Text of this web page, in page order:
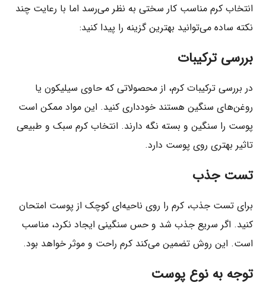
انتخاب کرم مناسب کار سختی به نظر می‌رسد اما با رعایت چند
نکته ساده می‌توانید بهترین گزینه را پیدا کنید:
بررسی ترکیبات
در بررسی ترکیبات کرم، از محصولاتی که حاوی سیلیکون یا
روغن‌های سنگین هستند خودداری کنید. این مواد ممکن است
پوست را سنگین و بسته نگه دارند. انتخاب کرم سبک و طبیعی
تاثیر بهتری روی پوست دارد.
تست جذب
برای تست جذب، کرم را روی ناحیه‌ای کوچک از پوست امتحان
کنید. اگر سریع جذب شد و حس سنگینی ایجاد نکرد، مناسب
است. این روش تضمین می‌کند کرم راحت و موثر خواهد بود.
توجه به نوع پوست